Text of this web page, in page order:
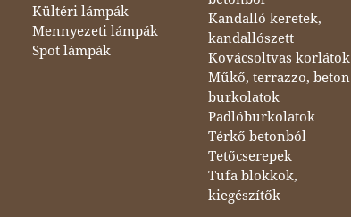
Kültéri lámpák
Mennyezeti lámpák
Spot lámpák
Kandalló keretek,
kandallószett
Kovácsoltvas korlátok
Műkő, terrazzo, beton
burkolatok
Padlóburkolatok
Térkő betonból
Tetőcserepek
Tufa blokkok,
kiegészítők